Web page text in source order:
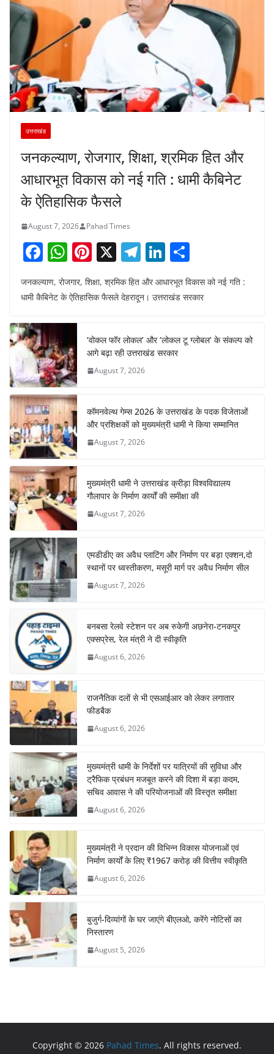
उत्तराखंड
जनकल्याण, रोजगार, शिक्षा, श्रमिक हित और
आधारभूत विकास को नई गति : धामी कैबिनेट
के ऐतिहासिक फैसले
August 7, 2026 Pahad Times
F
c
b
o
o
k
W
at
s
A
p
p
Pi
er
st
X T
el
e
a
m
Li
k
dI
n
h
ar
जनकल्याण, रोजगार, शिक्षा, श्रमिक हित और आधारभूत विकास को नई गति :
धामी कैबिनेट के ऐतिहासिक फैसले देहरादून। उत्तराखंड सरकार
‘वोकल फॉर लोकल’ और ‘लोकल टू ग्लोबल’ के संकल्प को
आगे बढ़ा रही उत्तराखंड सरकार
August 7, 2026
कॉमनवेल्थ गेम्स 2026 के उत्तराखंड के पदक विजेताओं
और प्रशिक्षकों को मुख्यमंत्री धामी ने किया सम्मानित
August 7, 2026
मुख्यमंत्री धामी ने उत्तराखंड क्रीड़ा विश्वविद्यालय
गौलापार के निर्माण कार्यों की समीक्षा की
August 7, 2026
एमडीडीए का अवैध प्लाटिंग और निर्माण पर बड़ा एक्शन,दो
स्थानों पर ध्वस्तीकरण, मसूरी मार्ग पर अवैध निर्माण सील
August 7, 2026
बनबसा रेलवे स्टेशन पर अब रुकेगी अछनेरा-टनकपुर
एक्सप्रेस, रेल मंत्री ने दी स्वीकृति
August 6, 2026
राजनैतिक दलों से भी एसआईआर को लेकर लगातार
फीडबैक
August 6, 2026
मुख्यमंत्री धामी के निर्देशों पर यात्रियों की सुविधा और
ट्रैफिक प्रबंधन मजबूत करने की दिशा में बड़ा कदम,
सचिव आवास ने की परियोजनाओं की विस्तृत समीक्षा
August 6, 2026
मुख्यमंत्री ने प्रदान की विभिन्न विकास योजनाओं एवं
निर्माण कार्यों के लिए ₹1967 करोड़ की वित्तीय स्वीकृति
August 6, 2026
बुजुर्ग-दिव्यांगों के घर जाएंगे बीएलओ, करेंगे नोटिसों का
निस्तारण
August 5, 2026
Copyright © 2026 Pahad Times. All rights reserved.